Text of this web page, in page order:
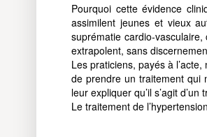
Pourquoi cette évidence
assimilent jeunes et vieux
suprématie cardio-
extrapolent, sans
Les praticiens, payés à
de prendre un traitement qui
leur expliquer qu’il s’agit
Le traitement de